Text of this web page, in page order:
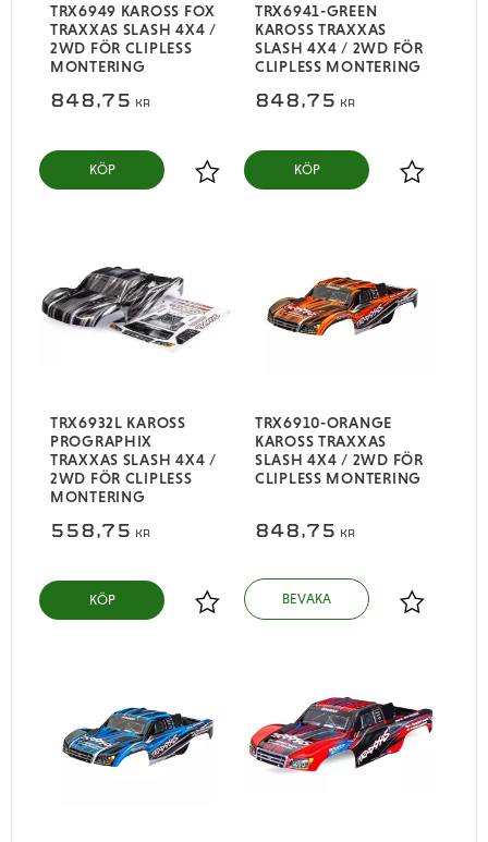
TRX6949 KAROSS FOX
TRAXXAS SLASH 4X4 /
2WD FÖR CLIPLESS
MONTERING
848,75 KR
Lägg till i favoriter
KÖP
TRX6941-GREEN
KAROSS TRAXXAS
SLASH 4X4 / 2WD FÖR
CLIPLESS MONTERING
848,75 KR
Lägg till i
KÖP
​TRX6932L KAROSS
PROGRAPHIX
TRAXXAS SLASH 4X4 /
2WD FÖR CLIPLESS
MONTERING
558,75 KR
Lägg till i favoriter
KÖP
TRX6910-ORANGE
KAROSS TRAXXAS
SLASH 4X4 / 2WD FÖR
CLIPLESS MONTERING
848,75 KR
Lägg till i